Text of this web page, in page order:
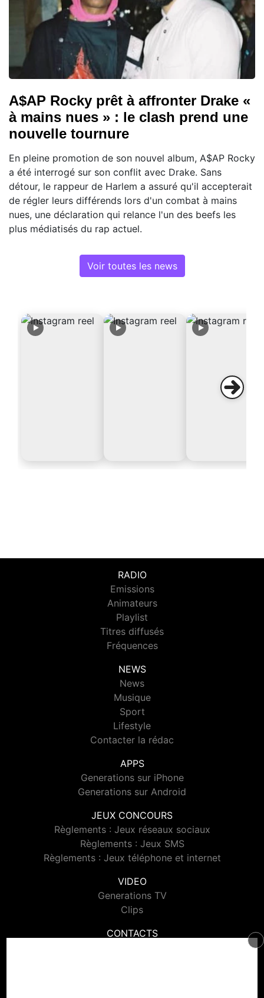
A$AP Rocky prêt à affronter Drake «
à mains nues » : le clash prend une
nouvelle tournure
En pleine promotion de son nouvel album, A$AP Rocky
a été interrogé sur son conflit avec Drake. Sans
détour, le rappeur de Harlem a assuré qu'il accepterait
de régler leurs différends lors d'un combat à mains
nues, une déclaration qui relance l'un des beefs les
plus médiatisés du rap actuel.
Voir toutes les news
RADIO
Emissions
Animateurs
Playlist
Titres diffusés
Fréquences
NEWS
News
Musique
Sport
Lifestyle
Contacter la rédac
APPS
Generations sur iPhone
Generations sur Android
JEUX CONCOURS
Règlements : Jeux réseaux sociaux
Règlements : Jeux SMS
Règlements : Jeux téléphone et internet
VIDEO
Generations TV
Clips
CONTACTS